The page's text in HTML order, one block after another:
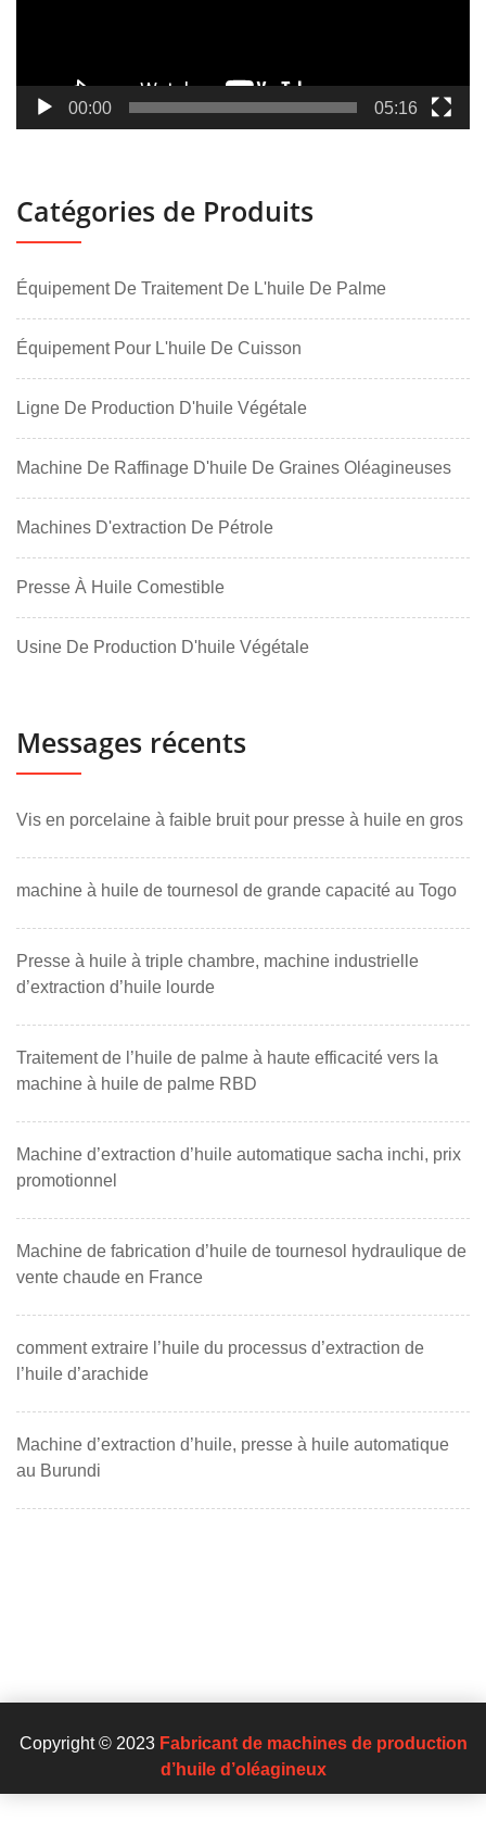
00:00 05:16
Catégories de Produits
Équipement De Traitement De L'huile De Palme
Équipement Pour L'huile De Cuisson
Ligne De Production D'huile Végétale
Machine De Raffinage D'huile De Graines Oléagineuses
Machines D'extraction De Pétrole
Presse À Huile Comestible
Usine De Production D'huile Végétale
Messages récents
Vis en porcelaine à faible bruit pour presse à huile en gros
machine à huile de tournesol de grande capacité au Togo
Presse à huile à triple chambre, machine industrielle
d’extraction d’huile lourde
Traitement de l’huile de palme à haute efficacité vers la
machine à huile de palme RBD
Machine d’extraction d’huile automatique sacha inchi, prix
promotionnel
Machine de fabrication d’huile de tournesol hydraulique de
vente chaude en France
comment extraire l’huile du processus d’extraction de
l’huile d’arachide
Machine d’extraction d’huile, presse à huile automatique
au Burundi
Copyright © 2023 Fabricant de machines de production
d’huile d’oléagineux